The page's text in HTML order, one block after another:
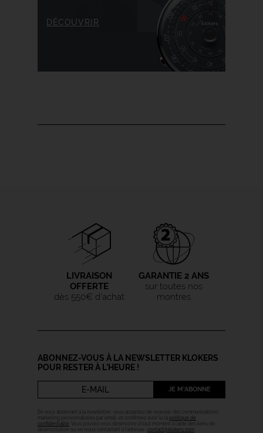
DÉCOUVRIR
LIVRAISON
OFFERTE
dès 550€ d'achat
GARANTIE 2 ANS
sur toutes nos
montres
ABONNEZ-VOUS À LA NEWSLETTER KLOKERS
POUR RESTER À L’HEURE !
JE M'ABONNE
En vous abonnant à la newsletter, vous acceptez de recevoir des communications
marketing personnalisées par email, et confirmez avoir lu la politique de
confidentialité . Vous pouvez vous désinscrire à tout moment à l’aide des liens de
désinscription ou en nous contactant à l’adresse : contact@klokers.com